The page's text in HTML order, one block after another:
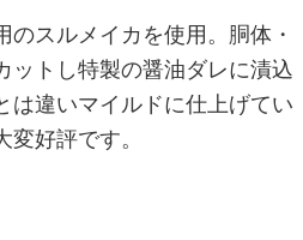
のスルメイカを使用。胴体・
ットし特製の醤油ダレに漬込
は違いマイルドに仕上げてい
好評です。